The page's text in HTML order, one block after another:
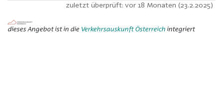
zuletzt überprüft: vor 18 Monaten (23.2.2025)
dieses Angebot ist in die Verkehrsauskunft Österreich integriert